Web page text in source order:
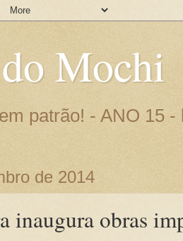
Mochi
patrão! - ANO 15
de 2014
inaugura obras